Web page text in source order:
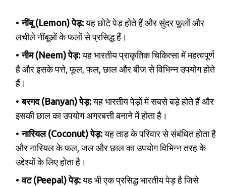
नींबू (Lemon) पेड़:यह छोटे पेड़ होते हैं और सुंदर फूलों और
लचीले नींबूओं के फलों से प्रसिद्ध हैं।
नीम (Neem) पेड़:यह भारतीय प्राकृतिक चिकित्सा में महत्वपूर्ण
है और इसके पत्ते, फूल, फल, छाल और बीज से विभिन्न उपयोग होते
हैं।
बरगद (Banyan) पेड़:यह भारतीय पेड़ों में सबसे बड़े होते हैं और
इसकी छाल का उपयोग अगरबत्ती बनाने में होता है।
नारियल (Coconut) पेड़:यह ताड़ के परिवार से संबंधित होता है
और नारियल के फल, जल और छाल का उपयोग विभिन्न तरह के
उद्देश्यों के लिए होता है।
वट (Peepal) पेड़:यह भी एक प्रसिद्ध भारतीय पेड़ है जिसे